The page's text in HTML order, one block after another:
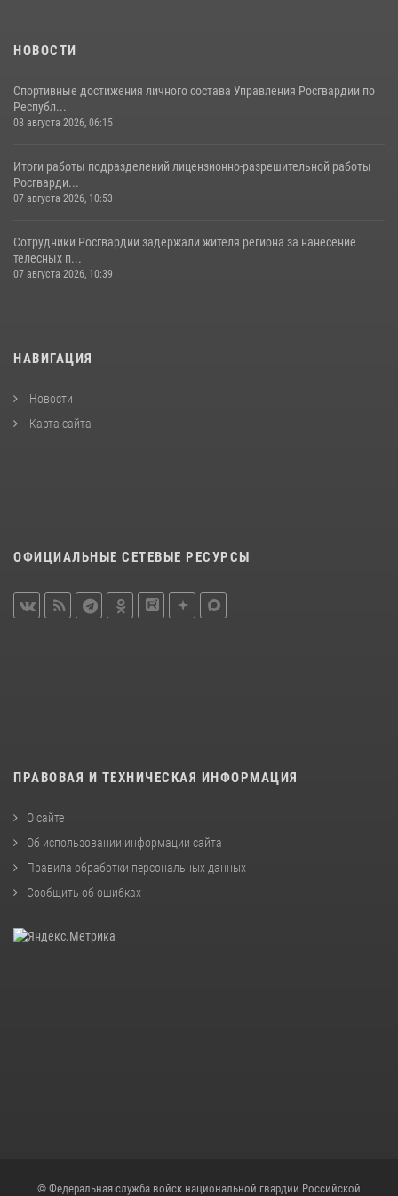
НОВОСТИ
Спортивные достижения личного состава Управления Росгвардии по
Республ...
08 августа 2026, 06:15
Итоги работы подразделений лицензионно-разрешительной работы
Росгварди...
07 августа 2026, 10:53
Сотрудники Росгвардии задержали жителя региона за нанесение
телесных п...
07 августа 2026, 10:39
НАВИГАЦИЯ
Новости
Карта сайта
ОФИЦИАЛЬНЫЕ СЕТЕВЫЕ РЕСУРСЫ
ПРАВОВАЯ И ТЕХНИЧЕСКАЯ ИНФОРМАЦИЯ
О сайте
Об использовании информации сайта
Правила обработки персональных данных
Сообщить об ошибках
© Федеральная служба войск национальной гвардии Российской